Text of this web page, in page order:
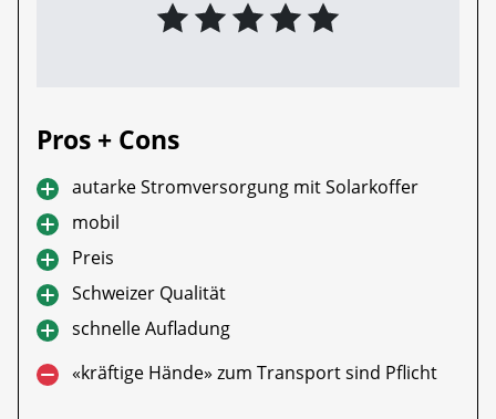
Pros + Cons
autarke Stromversorgung mit Solarkoffer
mobil
Preis
Schweizer Qualität
schnelle Aufladung
«kräftige Hände» zum Transport sind Pflicht